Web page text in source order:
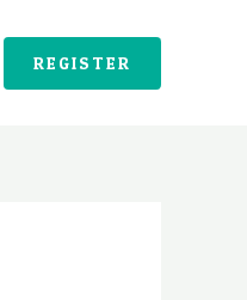
REGISTER